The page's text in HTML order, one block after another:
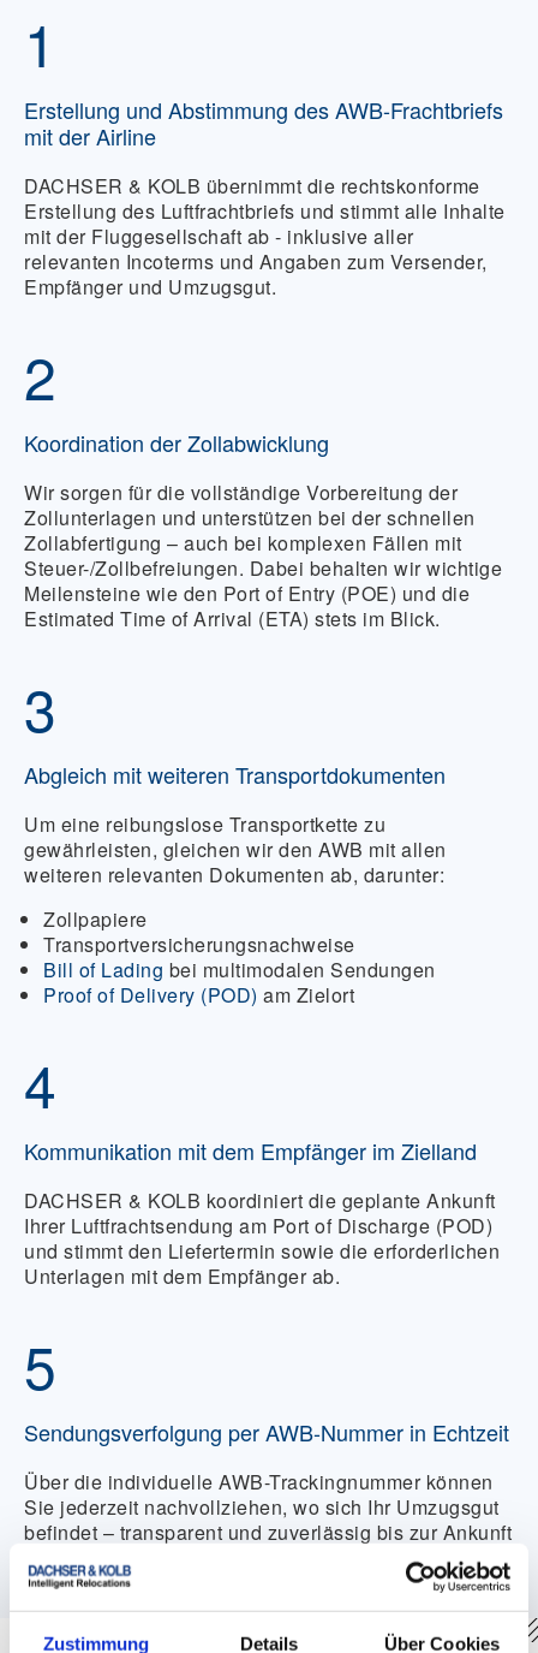
Zustimmung Details Über Cookies
1
Erstellung und Abstimmung des AWB-Frachtbriefs
mit der Airline
DACHSER & KOLB übernimmt die rechtskonforme
Erstellung des Luftfrachtbriefs und stimmt alle Inhalte
mit der Fluggesellschaft ab - inklusive aller
relevanten Incoterms und Angaben zum Versender,
Empfänger und Umzugsgut.
2
Koordination der Zollabwicklung
Wir sorgen für die vollständige Vorbereitung der
Zollunterlagen und unterstützen bei der schnellen
Zollabfertigung – auch bei komplexen Fällen mit
Steuer-/Zollbefreiungen. Dabei behalten wir wichtige
Meilensteine wie den Port of Entry (POE) und die
Estimated Time of Arrival (ETA) stets im Blick.
3
Abgleich mit weiteren Transportdokumenten
Um eine reibungslose Transportkette zu
gewährleisten, gleichen wir den AWB mit allen
weiteren relevanten Dokumenten ab, darunter:
Zollpapiere
Transportversicherungsnachweise
Bill of Lading bei multimodalen Sendungen
Proof of Delivery (POD) am Zielort
4
Kommunikation mit dem Empfänger im Zielland
DACHSER & KOLB koordiniert die geplante Ankunft
Ihrer Luftfrachtsendung am Port of Discharge (POD)
und stimmt den Liefertermin sowie die erforderlichen
Unterlagen mit dem Empfänger ab.
5
Sendungsverfolgung per AWB-Nummer in Echtzeit
Über die individuelle AWB-Trackingnummer können
Sie jederzeit nachvollziehen, wo sich Ihr Umzugsgut
befindet – transparent und zuverlässig bis zur Ankunft
im Zielland.